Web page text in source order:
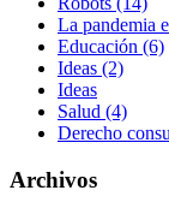
La pandemia
Educación (6)
Ideas (2)
Ideas
Salud (4)
Derecho
Archivos